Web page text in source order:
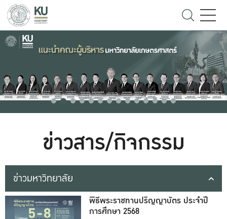
ข่าวสาร/กิจกรรม
ข่าวมหาวิทยาลัย
พิธีพระราชทานปริญญาบัตร ประจำปี
การศึกษา 2568